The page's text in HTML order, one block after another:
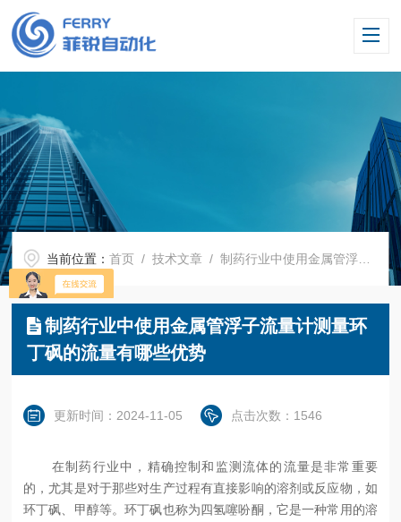
当前位置：首页 /技术文章 / 制药行业中使用金属管浮子流量计测量环丁砜的流量有哪些优势
制药行业中使用金属管浮子流量计测量环
丁砜的流量有哪些优势
更新时间：2024-11-05 点击次数：1546
在制药行业中，精确控制和监测流体的流量是非常重要
的，尤其是对于那些对生产过程有直接影响的溶剂或反应物，如
环丁砜、甲醇等。环丁砜也称为四氢噻吩酮，它是一种常用的溶